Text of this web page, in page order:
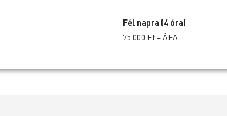
Fél napra (4 óra)
75.000 Ft + ÁFA